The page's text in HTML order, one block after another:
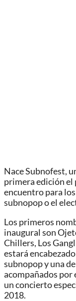
Nace Subnofest,
primera edición el
encuentro para
subnopop o el
Los primeros
inaugural son
Chillers, Los
estará
subnopop y una
acompañados por
un concierto
2018.